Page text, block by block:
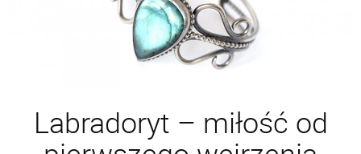
Labradoryt – miłość od